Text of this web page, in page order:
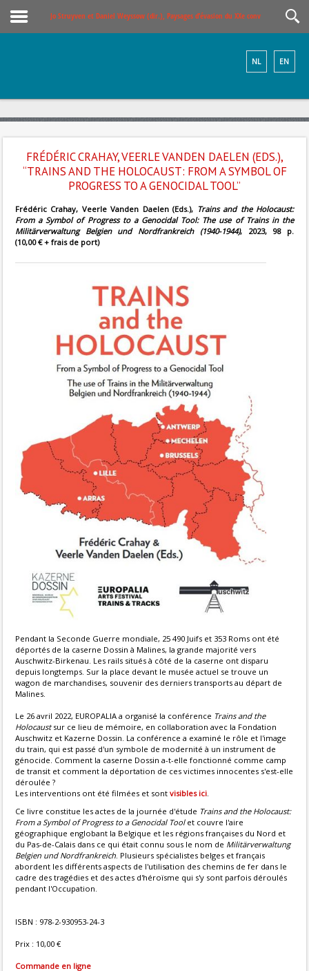
Jo Struyven et Daniel Weyssow (dir.), Paysages d’évasion du XXe convoi
EN
NL
FRÉDÉRIC CRAHAY, VEERLE VANDEN DAELEN (EDS.),
“TRAINS AND THE HOLOCAUST: FROM A SYMBOL OF
PROGRESS TO A GENOCIDAL TOOL”
Frédéric Crahay, Veerle Vanden Daelen (Eds.), Trains and the Holocaust:
From a Symbol of Progress to a Genocidal Tool: The use of Trains in the
Militärverwaltung Belgien und Nordfrankreich (1940-1944), 2023, 98 p.
(10,00 € + frais de port)
Pendant la Seconde Guerre mondiale, 25 490 Juifs et 353 Roms ont été
déportés de la caserne Dossin à Malines, la grande majorité vers
Auschwitz-Birkenau. Les rails situés à côté de la caserne ont disparu
depuis longtemps. Sur la place devant le musée actuel se trouve un
wagon de marchandises, souvenir des derniers transports au départ de
Malines.
Le 26 avril 2022, EUROPALIA a organisé la conférence Trains and the
Holocaustsur ce lieu de mémoire, en collaboration avec la Fondation
Auschwitz et Kazerne Dossin. La conférence a examiné le rôle et l'image
du train, qui est passé d'un symbole de modernité à un instrument de
génocide. Comment la caserne Dossin a-t-elle fonctionné comme camp
de transit et comment la déportation de ces victimes innocentes s'est-elle
déroulée ?
Les interventions ont été filmées et sont visibles ici.
Ce livre constitue les actes de la journée d'étude Trains and the Holocaust:
From a Symbol of Progress to a Genocidal Toolet couvre l'aire
géographique englobant la Belgique et les régions françaises du Nord et
du Pas-de-Calais dans ce qui était connu sous le nom de Militärverwaltung
Belgien und Nordfrankreich. Plusieurs spécialistes belges et français
abordent les différents aspects de l'utilisation des chemins de fer dans le
cadre des tragédies et des actes d'héroïsme qui s'y sont parfois déroulés
pendant l'Occupation.
ISBN : 978-2-930953-24-3
Prix : 10,00 €
Commande en ligne